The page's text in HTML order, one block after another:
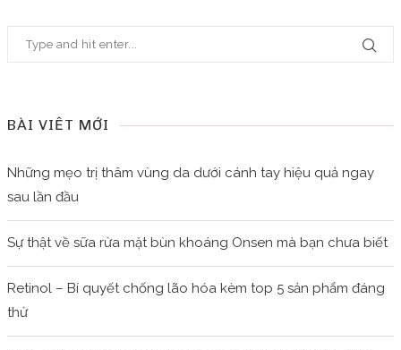
BÀI VIẾT MỚI
Những mẹo trị thâm vùng da dưới cánh tay hiệu quả ngay
sau lần đầu
Sự thật về sữa rửa mặt bùn khoáng Onsen mà bạn chưa biết
Retinol – Bí quyết chống lão hóa kèm top 5 sản phẩm đáng
thử